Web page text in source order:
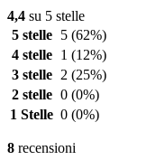
4,4 su 5 stelle
5 stelle
5 (62%)
4 stelle
1 (12%)
3 stelle
2 (25%)
2 stelle 0 (0%)
1 Stelle 0 (0%)
8 recensioni